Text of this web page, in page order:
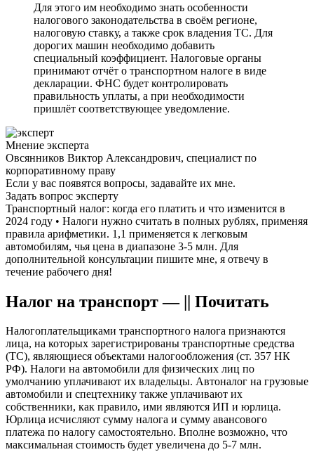
Для этого им необходимо знать особенности
налогового законодательства в своём регионе,
налоговую ставку, а также срок владения ТС. Для
дорогих машин необходимо добавить
специальный коэффициент. Налоговые органы
принимают отчёт о транспортном налоге в виде
декларации. ФНС будет контролировать
правильность уплаты, а при необходимости
пришлёт соответствующее уведомление.
Мнение эксперта
Овсянников Виктор Александрович, специалист по
корпоративному праву
Если у вас появятся вопросы, задавайте их мне.
Задать вопрос эксперту
Транспортный налог: когда его платить и что изменится в
2024 году • Налоги нужно считать в полных рублях, применяя
правила арифметики. 1,1 применяется к легковым
автомобилям, чья цена в диапазоне 3-5 млн. Для
дополнительной консультации пишите мне, я отвечу в
течение рабочего дня!
Налог на транспорт — || Почитать
Налогоплательщиками транспортного налога признаются
лица, на которых зарегистрированы транспортные средства
(ТС), являющиеся объектами налогообложения (ст. 357 НК
РФ). Налоги на автомобили для физических лиц по
умолчанию уплачивают их владельцы. Автоналог на грузовые
автомобили и спецтехнику также уплачивают их
собственники, как правило, ими являются ИП и юрлица.
Юрлица исчисляют сумму налога и сумму авансового
платежа по налогу самостоятельно. Вполне возможно, что
максимальная стоимость будет увеличена до 5-7 млн.